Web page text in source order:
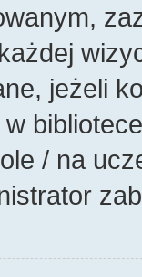
jeżeli
/ na